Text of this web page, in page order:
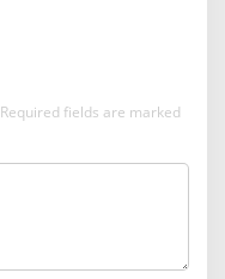
Required fields are marked